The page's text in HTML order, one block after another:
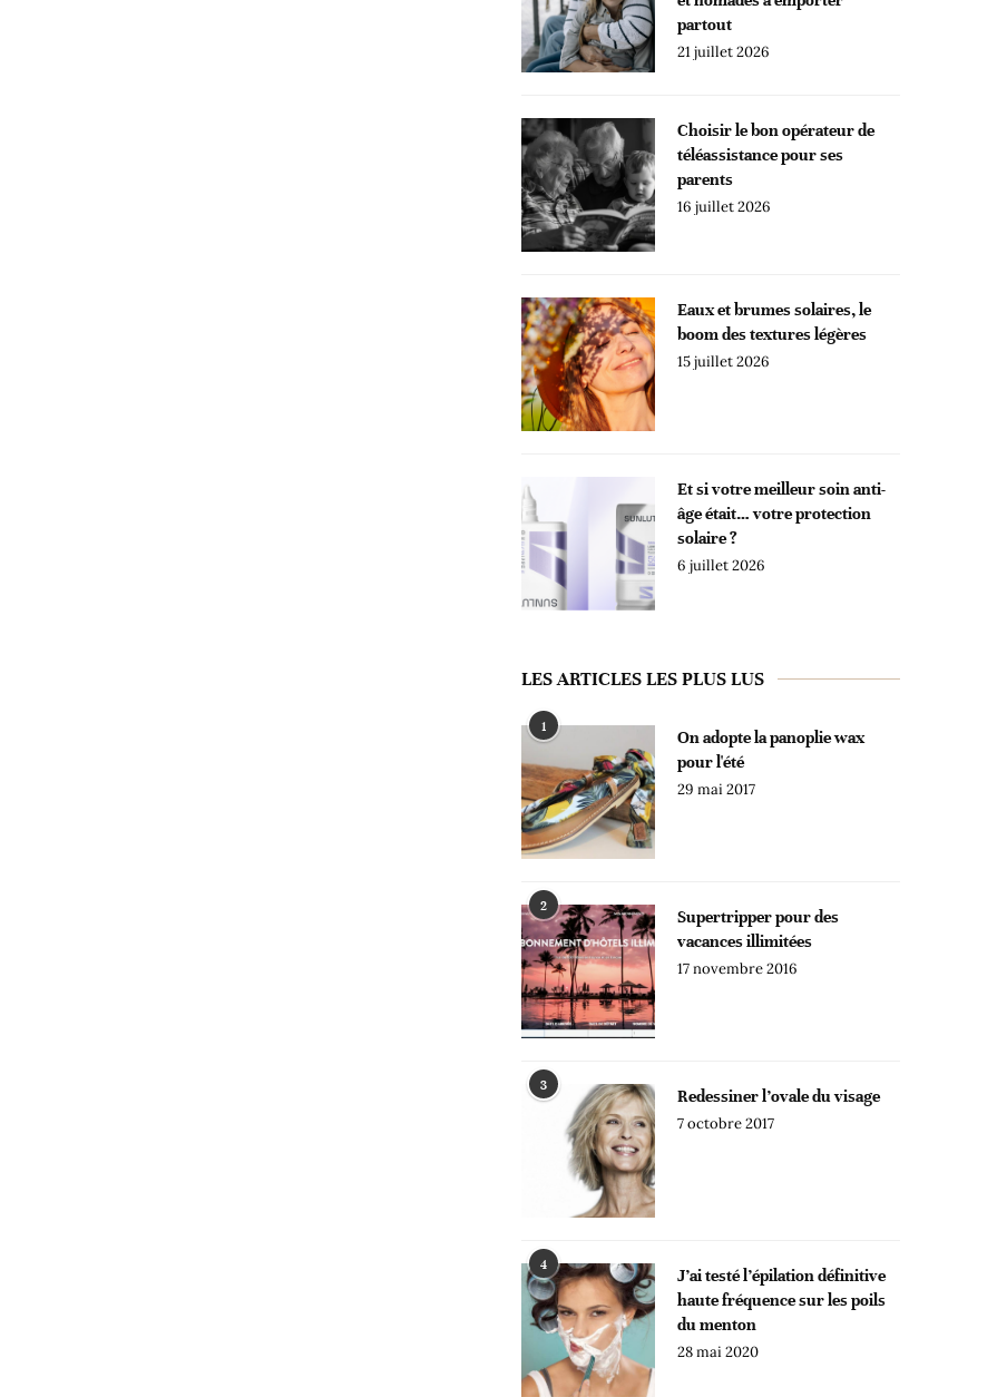
partout
21 juillet 2026
Choisir le bon opérateur de
téléassistance pour ses
parents
16 juillet 2026
Eaux et brumes solaires, le
boom des textures légères
15 juillet 2026
Et si votre meilleur soin anti-
âge était… votre protection
solaire ?
6 juillet 2026
LES ARTICLES LES PLUS LUS
1
On adopte la panoplie wax
pour l'été
29 mai 2017
2
Supertripper pour des
vacances illimitées
17 novembre 2016
3
Redessiner l’ovale du visage
7 octobre 2017
4
J’ai testé l’épilation définitive
haute fréquence sur les poils
du menton
28 mai 2020